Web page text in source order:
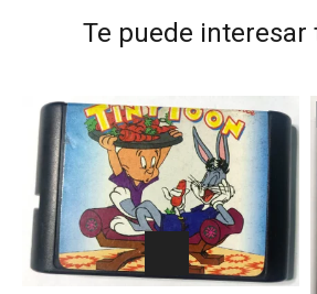
Te puede interesar